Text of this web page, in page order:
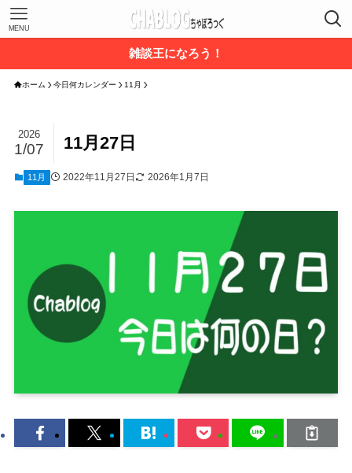
MENU
雑談王になろう！
ホーム 今日何カレンダー 11月
11月27日
2026
1/07
11月 2022年11月27日 2026年1月7日